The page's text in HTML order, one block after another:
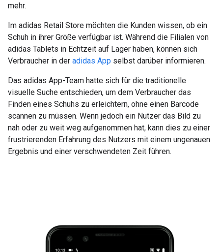
mehr.
Im adidas Retail Store möchten die Kunden wissen, ob ein
Schuh in ihrer Größe verfügbar ist. Während die Filialen von
adidas Tablets in Echtzeit auf Lager haben, können sich
Verbraucher in der adidas App selbst darüber informieren.
Das adidas App-Team hatte sich für die traditionelle
visuelle Suche entschieden, um dem Verbraucher das
Finden eines Schuhs zu erleichtern, ohne einen Barcode
scannen zu müssen. Wenn jedoch ein Nutzer das Bild zu
nah oder zu weit weg aufgenommen hat, kann dies zu einer
frustrierenden Erfahrung des Nutzers mit einem ungenauen
Ergebnis und einer verschwendeten Zeit führen.